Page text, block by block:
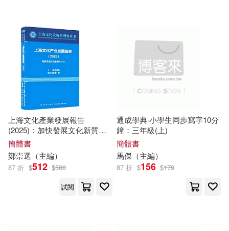
石田可奈(24)
葉斌(主編)(22)
許曉生（主編）(22)
黃勇（主編）(22)
Mika Asahina(21)
知識出版社(163)
人民軍醫出版社(161)
西南師範大學出版社(160)
四川大學出版社(153)
天地出版社(152)
上海文化產業發展報告
(2025)：加快發展文化新質生
產力
簡體書
鄭崇選（主編）
87 折 $512 $588
試閱
通成學典·小學生同步寫字10分
鐘：三年級(上)
簡體書
馬傑（主編）
87 折 $156 $179